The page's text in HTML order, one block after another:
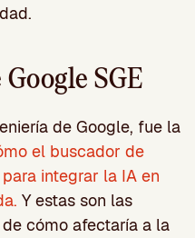
SGE
de Google, fue la
el buscador de
integrar la IA en
Y estas son las
cómo afectaría a la